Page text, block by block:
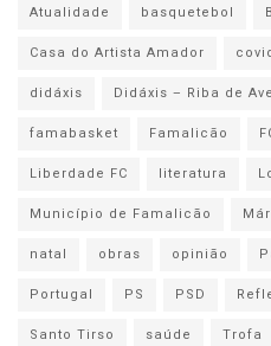
Atualidade
basquetebol
Casa do Artista Amador
didáxis
Didáxis – Riba de Ave
famabasket
Famalicão
Liberdade FC
literatura
Município de Famalicão
natal
obras opinião
Portugal
PS PSD
Santo Tirso
saúde Trofa